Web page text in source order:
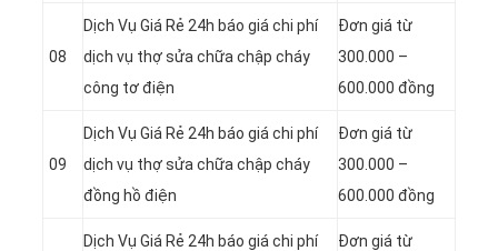
08
Dịch Vụ Giá Rẻ 24h báo giá chi phí
dịch vụ thợ sửa chữa chập cháy
công tơ điện
Đơn giá từ
300.000 –
600.000 đồng
09
Dịch Vụ Giá Rẻ 24h báo giá chi phí
dịch vụ thợ sửa chữa chập cháy
đồng hồ điện
Đơn giá từ
300.000 –
600.000 đồng
Dịch Vụ Giá Rẻ 24h báo giá chi phí
Đơn giá từ